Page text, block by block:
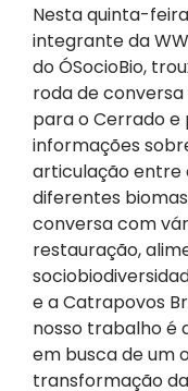
Nesta quinta-feira
integrante da
do ÓSocioBio,
roda de conversa
para o Cerrado e
informações
articulação entre
diferentes
conversa com
restauração,
e a Catrapovos
nosso trabalho é
em busca de um
transformação